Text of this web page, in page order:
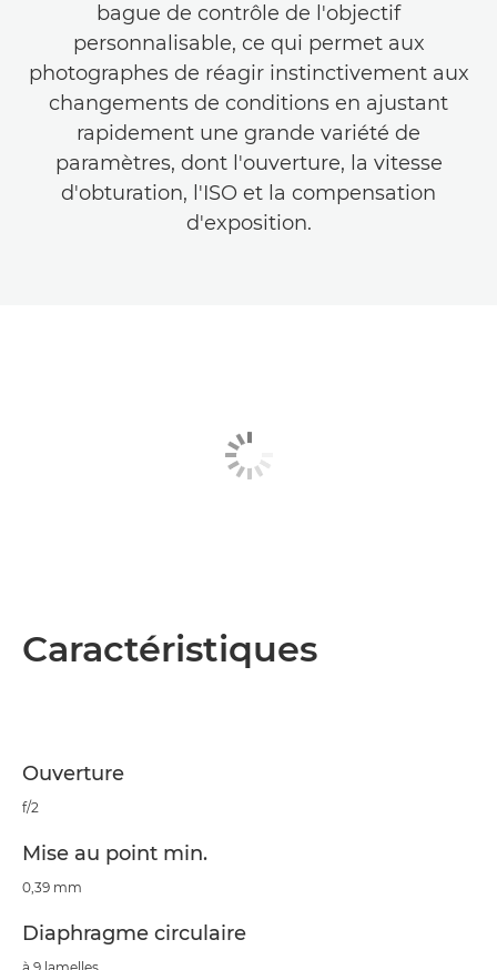
bague de contrôle de l'objectif
personnalisable, ce qui permet aux
photographes de réagir instinctivement aux
changements de conditions en ajustant
rapidement une grande variété de
paramètres, dont l'ouverture, la vitesse
d'obturation, l'ISO et la compensation
d'exposition.
Caractéristiques
Ouverture
f/2
Mise au point min.
0,39 mm
Diaphragme circulaire